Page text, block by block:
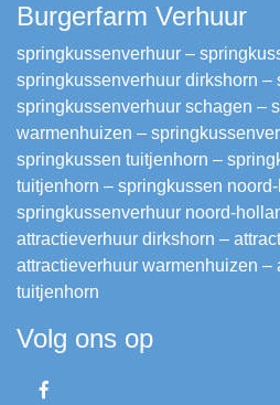
Burgerfarm Verhuur
springkussenverhuur –
springkussenverhuur dirkshorn –
springkussenverhuur schagen –
warmenhuizen –
springkussen tuitjenhorn –
tuitjenhorn – springkussen
springkussenverhuur noord-
attractieverhuur dirkshorn –
attractieverhuur warmenhuizen –
tuitjenhorn
Volg ons op